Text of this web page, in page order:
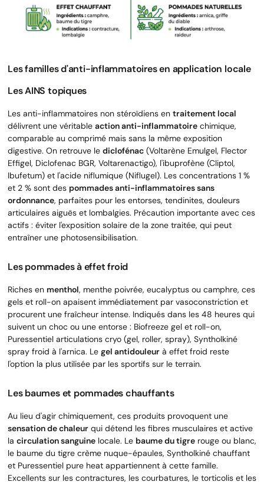
Les familles d'anti-inflammatoires en application locale
Les AINS topiques
Les anti-inflammatoires non stéroïdiens en traitement local
délivrent une véritable action anti-inflammatoire chimique,
comparable au comprimé mais sans la même exposition
digestive. On retrouve le diclofénac (Voltarène Emulgel, Flector
Effigel, Diclofenac BGR, Voltarenactigo), l'ibuprofène (Cliptol,
Ibufetum) et l'acide niflumique (Niflugel). Les concentrations 1 %
et 2 % sont des pommades anti-inflammatoires sans
ordonnance, parfaites pour les entorses, tendinites, douleurs
articulaires aiguës et lombalgies. Précaution importante avec ces
actifs : éviter l'exposition solaire de la zone traitée, qui peut
entraîner une photosensibilisation.
Les pommades à effet froid
Riches en menthol, menthe poivrée, eucalyptus ou camphre, ces
gels et roll-on apaisent immédiatement par vasoconstriction et
procurent une fraîcheur intense. Indiqués dans les 48 heures qui
suivent un choc ou une entorse : Biofreeze gel et roll-on,
Puressentiel articulations cryo (gel, roller, spray), Syntholkiné
spray froid à l'arnica. Le gel antidouleur à effet froid reste
l'option la plus utilisée par les sportifs sur le terrain.
Les baumes et pommades chauffants
Au lieu d'agir chimiquement, ces produits provoquent une
sensation de chaleur qui détend les fibres musculaires et active
la circulation sanguine locale. Le baume du tigre rouge ou blanc,
le baume du tigre crème nuque-épaules, Syntholkiné chauffant
et Puressentiel pure heat appartiennent à cette famille.
Excellents sur les contractures, les courbatures, le torticolis et les